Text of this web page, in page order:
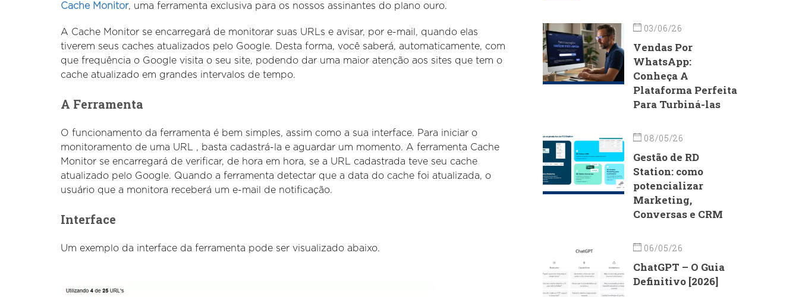
Cache Monitor, uma ferramenta exclusiva para os nossos assinantes do plano ouro.
A Cache Monitor se encarregará de monitorar suas URLs e avisar, por e-mail, quando elas
tiverem seus caches atualizados pelo Google. Desta forma, você saberá, automaticamente, com
que frequência o Google visita o seu site, podendo dar uma maior atenção aos sites que tem o
cache atualizado em grandes intervalos de tempo.
A Ferramenta
O funcionamento da ferramenta é bem simples, assim como a sua interface. Para iniciar o
monitoramento de uma URL , basta cadastrá-la e aguardar um momento. A ferramenta Cache
Monitor se encarregará de verificar, de hora em hora, se a URL cadastrada teve seu cache
atualizado pelo Google. Quando a ferramenta detectar que a data do cache foi atualizada, o
usuário que a monitora receberá um e-mail de notificação.
Interface
Um exemplo da interface da ferramenta pode ser visualizado abaixo.
03/06/26
Vendas Por
WhatsApp:
Conheça A
Plataforma Perfeita
Para Turbiná-las
08/05/26
Gestão de RD
Station: como
potencializar
Marketing,
Conversas e CRM
06/05/26
ChatGPT – O Guia
Definitivo [2026]